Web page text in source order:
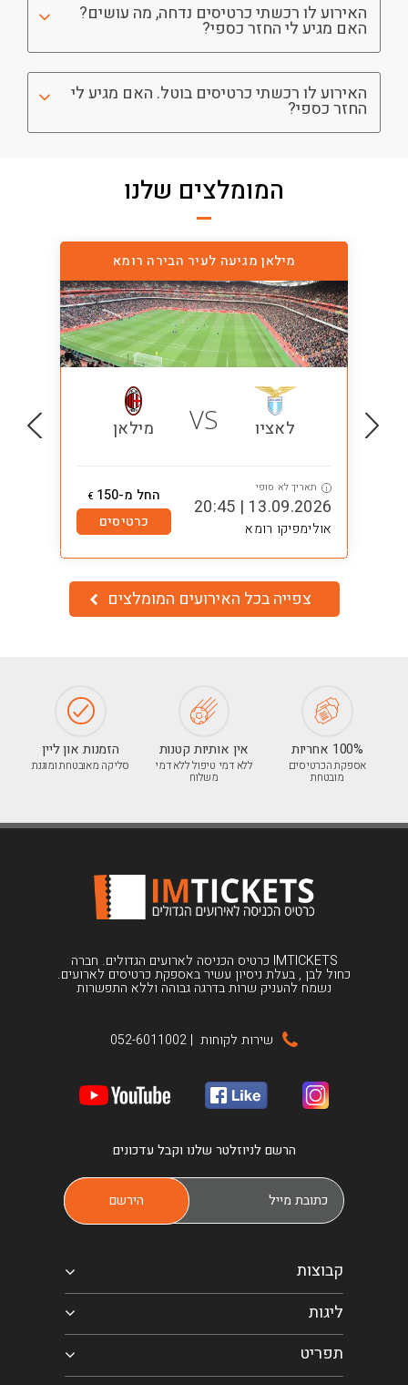
האירוע לו רכשתי כרטיסים נדחה, מה עושים?
האם מגיע לי החזר כספי?
האירוע לו רכשתי כרטיסים בוטל. האם מגיע לי
החזר כספי?
המומלצים שלנו
מילאן מגיעה לעיר הבירה רומא
לאציו VS מילאן
i תאריך לא סופי
13.09.2026 | 20:45
אולימפיקו רומא
החל מ-150 €
כרטיסים
צפייה בכל האירועים המומלצים
100% אחריות
אספקת הכרטיסים
מובטחת
אין אותיות קטנות
ללא דמי טיפול ללא דמי
משלוח
הזמנות און ליין
סליקה מאובטחת ומוגנת
IMTICKETS כרטיס הכניסה לארועים הגדולים. חברה
כחול לבן , בעלת ניסיון עשיר באספקת כרטיסים לארועים.
נשמח להעניק שרות בדרגה גבוהה וללא התפשרות
שירות לקוחות |
052-6011002
הרשם לניוזלטר שלנו וקבל עדכונים
קבוצות
ליגות
תפריט